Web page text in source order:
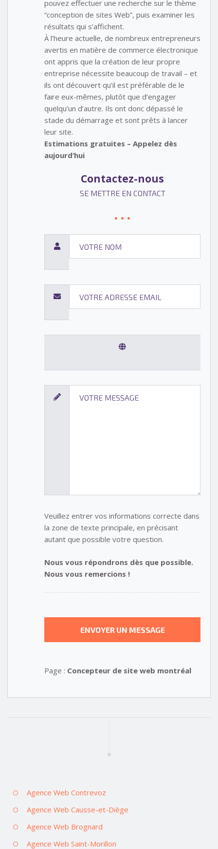
pouvez effectuer une recherche sur le thème
“conception de sites Web”, puis examiner les
résultats qui s’affichent.
À l’heure actuelle, de nombreux entrepreneurs
avertis en matière de commerce électronique
ont appris que la création de leur propre
entreprise nécessite beaucoup de travail – et
ils ont découvert qu’il est préférable de le
faire eux-mêmes, plutôt que d’engager
quelqu’un d’autre. Ils ont donc dépassé le
stade du démarrage et sont prêts à lancer
leur site.
Estimations gratuites – Appelez dès
aujourd’hui
Contactez-nous
SE METTRE EN CONTACT
Veuillez entrer vos informations correcte dans
la zone de texte principale, en précisant
autant que possible votre question.
Nous vous répondrons dès que possible.
Nous vous remercions !
Page : Concepteur de site web montréal
Agence Web Contrevoz
Agence Web Causse-et-Diège
Agence Web Brognard
Agence Web Saint-Morillon